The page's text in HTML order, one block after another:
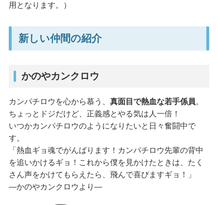
用となります。）
新しい仲間の紹介
かのやカンクロウ
カンパチロウを心から慕う、 真面目で熱血な若手係員。
ちょっとドジだけど、正義感とやる気は人一倍！
いつかカンパチロウのようになりたいと日々奮闘中で
す。
「熱血ギョ魂でがんばります！カンパチロウ先輩の背中
を追いかけるギョ！これから僕を見かけたときは、たく
さん声をかけてもらえたら、飛んで喜びますギョ！」
―かのやカンクロウより―